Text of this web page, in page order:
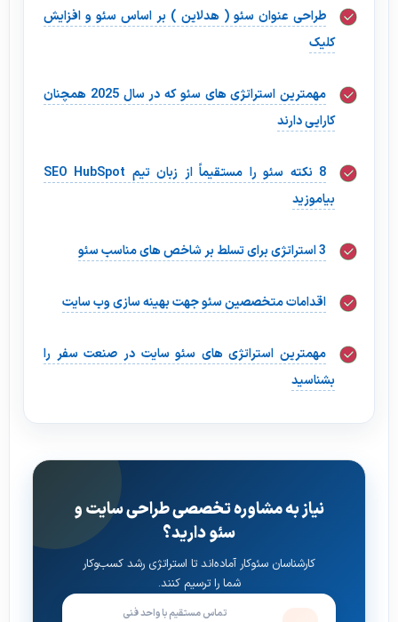
طراحی عنوان سئو ( هدلاین ) بر اساس سئو و افزایش
کلیک
مهمترین استراتژی های سئو که در سال 2025 همچنان
کارایی دارند
8 نکته سئو را مستقیماً از زبان تیم SEO HubSpot
بیاموزید
3 استراتژی برای تسلط بر شاخص های مناسب سئو
اقدامات متخصصین سئو جهت بهینه سازی وب سایت
مهمترین استراتژی‌ های سئو سایت در صنعت سفر را
بشناسید
نیاز به مشاوره تخصصی طراحی سایت و
سئو دارید؟
کارشناسان سئوکار آماده‌اند تا استراتژی رشد کسب‌وکار
شما را ترسیم کنند.
تماس مستقیم با واحد فنی